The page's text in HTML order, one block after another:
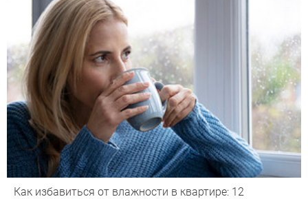
Как избавиться от влажности в квартире: 12